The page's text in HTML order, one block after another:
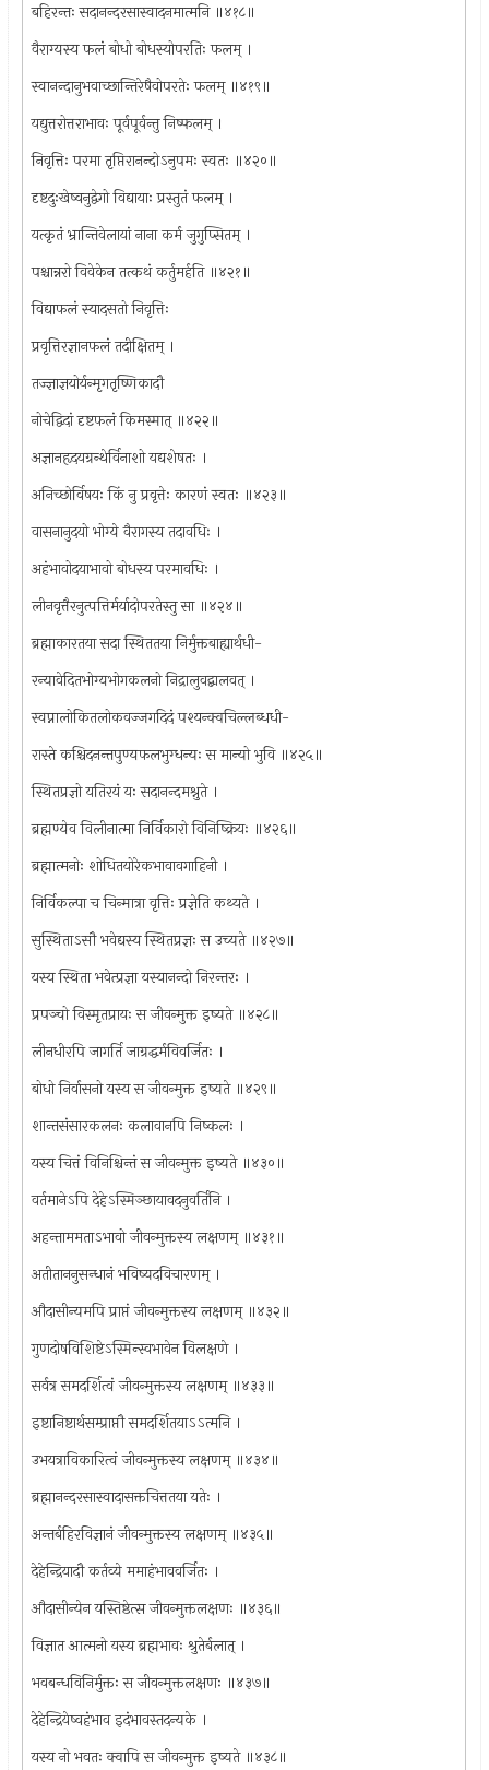
बहिरन्तः सदानन्दरसास्वादनमात्मनि ॥४१८॥
वैराग्यस्य फलं बोधो बोधस्योपरतिः फलम् ।
स्वानन्दानुभवाच्छान्तिरेषैवोपरतेः फलम् ॥४१९॥
यद्युत्तरोत्तराभावः पूर्वपूर्वन्तु निष्फलम् ।
निवृत्तिः परमा तृप्तिरानन्दोऽनुपमः स्वतः ॥४२०॥
दृष्टदुःखेष्वनुद्वेगो विद्यायाः प्रस्तुतं फलम् ।
यत्कृतं भ्रान्तिवेलायां नाना कर्म जुगुप्सितम् ।
पश्चान्नरो विवेकेन तत्कथं कर्तुमर्हति ॥४२१॥
विद्याफलं स्यादसतो निवृत्तिः
प्रवृत्तिरज्ञानफलं तदीक्षितम् ।
तज्ज्ञाज्ञयोर्यन्मृगतृष्णिकादौ
नोचेद्विदां दृष्टफलं किमस्मात् ॥४२२॥
अज्ञानहृदयग्रन्थेर्विनाशो यद्यशेषतः ।
अनिच्छोर्विषयः किं नु प्रवृत्तेः कारणं स्वतः ॥४२३॥
वासनानुदयो भोग्ये वैरागस्य तदावधिः ।
अहंभावोदयाभावो बोधस्य परमावधिः ।
लीनवृत्तैरनुत्पत्तिर्मर्यादोपरतेस्तु सा ॥४२४॥
ब्रह्माकारतया सदा स्थिततया निर्मुक्तबाह्यार्थधी-
रन्यावेदितभोग्यभोगकलनो निद्रालुवद्बालवत् ।
स्वप्नालोकितलोकवज्जगदिदं पश्यन्क्वचिल्लब्धधी-
रास्ते कश्चिदनन्तपुण्यफलभुग्धन्यः स मान्यो भुवि ॥४२५॥
स्थितप्रज्ञो यतिरयं यः सदानन्दमश्नुते ।
ब्रह्मण्येव विलीनात्मा निर्विकारो विनिष्क्रियः ॥४२६॥
ब्रह्मात्मनोः शोधितयोरेकभावावगाहिनी ।
निर्विकल्पा च चिन्मात्रा वृत्तिः प्रज्ञेति कथ्यते ।
सुस्थिताऽसौ भवेद्यस्य स्थितप्रज्ञः स उच्यते ॥४२७॥
यस्य स्थिता भवेत्प्रज्ञा यस्यानन्दो निरन्तरः ।
प्रपञ्चो विस्मृतप्रायः स जीवन्मुक्त इष्यते ॥४२८॥
लीनधीरपि जागर्ति जाग्रद्धर्मविवर्जितः ।
बोधो निर्वासनो यस्य स जीवन्मुक्त इष्यते ॥४२९॥
शान्तसंसारकलनः कलावानपि निष्कलः ।
यस्य चित्तं विनिश्चिन्तं स जीवन्मुक्त इष्यते ॥४३०॥
वर्तमानेऽपि देहेऽस्मिञ्छायावदनुवर्तिनि ।
अहन्ताममताऽभावो जीवन्मुक्तस्य लक्षणम् ॥४३१॥
अतीताननुसन्धानं भविष्यदविचारणम् ।
औदासीन्यमपि प्राप्तं जीवन्मुक्तस्य लक्षणम् ॥४३२॥
गुणदोषविशिष्टेऽस्मिन्स्वभावेन विलक्षणे ।
सर्वत्र समदर्शित्वं जीवन्मुक्तस्य लक्षणम् ॥४३३॥
इष्टानिष्टार्थसम्प्राप्तौ समदर्शितयाऽऽत्मनि ।
उभयत्राविकारित्वं जीवन्मुक्तस्य लक्षणम् ॥४३४॥
ब्रह्मानन्दरसास्वादासक्तचित्ततया यतेः ।
अन्तर्बहिरविज्ञानं जीवन्मुक्तस्य लक्षणम् ॥४३५॥
देहेन्द्रियादौ कर्तव्ये ममाहंभाववर्जितः ।
औदासीन्येन यस्तिष्ठेत्स जीवन्मुक्तलक्षणः ॥४३६॥
विज्ञात आत्मनो यस्य ब्रह्मभावः श्रुतेर्बलात् ।
भवबन्धविनिर्मुक्तः स जीवन्मुक्तलक्षणः ॥४३७॥
देहेन्द्रियेष्वहंभाव इदंभावस्तदन्यके ।
यस्य नो भवतः क्वापि स जीवन्मुक्त इष्यते ॥४३८॥